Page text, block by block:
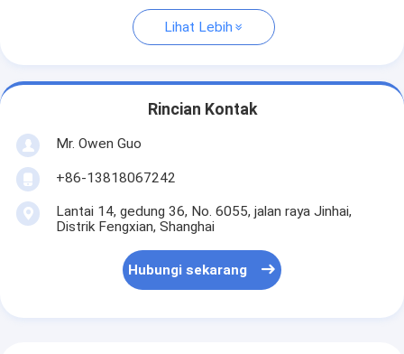
Lihat Lebih
Rincian Kontak
Mr. Owen Guo
+86-13818067242
Lantai 14, gedung 36, No. 6055, jalan raya Jinhai,
Distrik Fengxian, Shanghai
Hubungi sekarang